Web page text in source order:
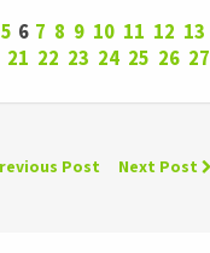
5 6 7 8 9 10 11 12 13
21 22 23 24 25 26 27
Post Next Post